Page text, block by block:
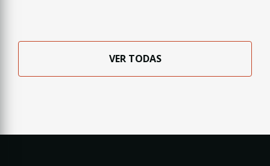
VER TODAS